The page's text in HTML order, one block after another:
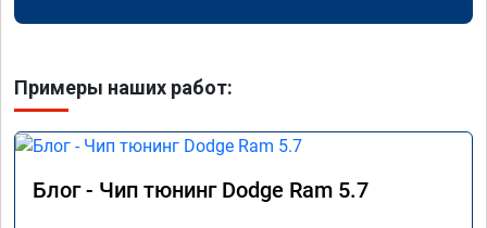
Примеры наших работ:
Блог - Чип тюнинг Dodge Ram 5.7